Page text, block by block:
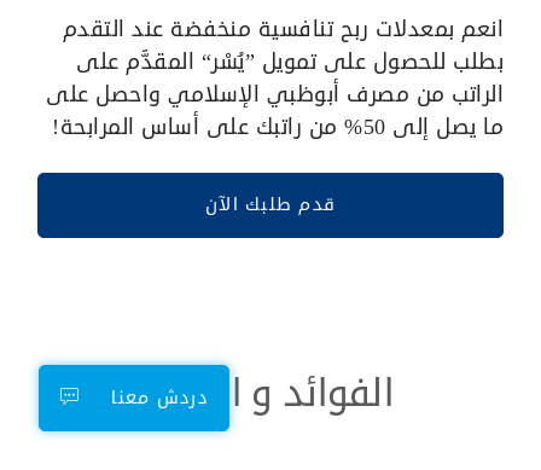
انعم بمعدلات ربح تنافسية منخفضة عند التقدم
بطلب للحصول على تمويل ”يُسْر“ المقدَّم على
الراتب من مصرف أبوظبي الإسلامي واحصل على
ما يصل إلى 50% من راتبك على أساس المرابحة!
قدم طلبك الآن
الفوائد و المزايا
دردش معنا